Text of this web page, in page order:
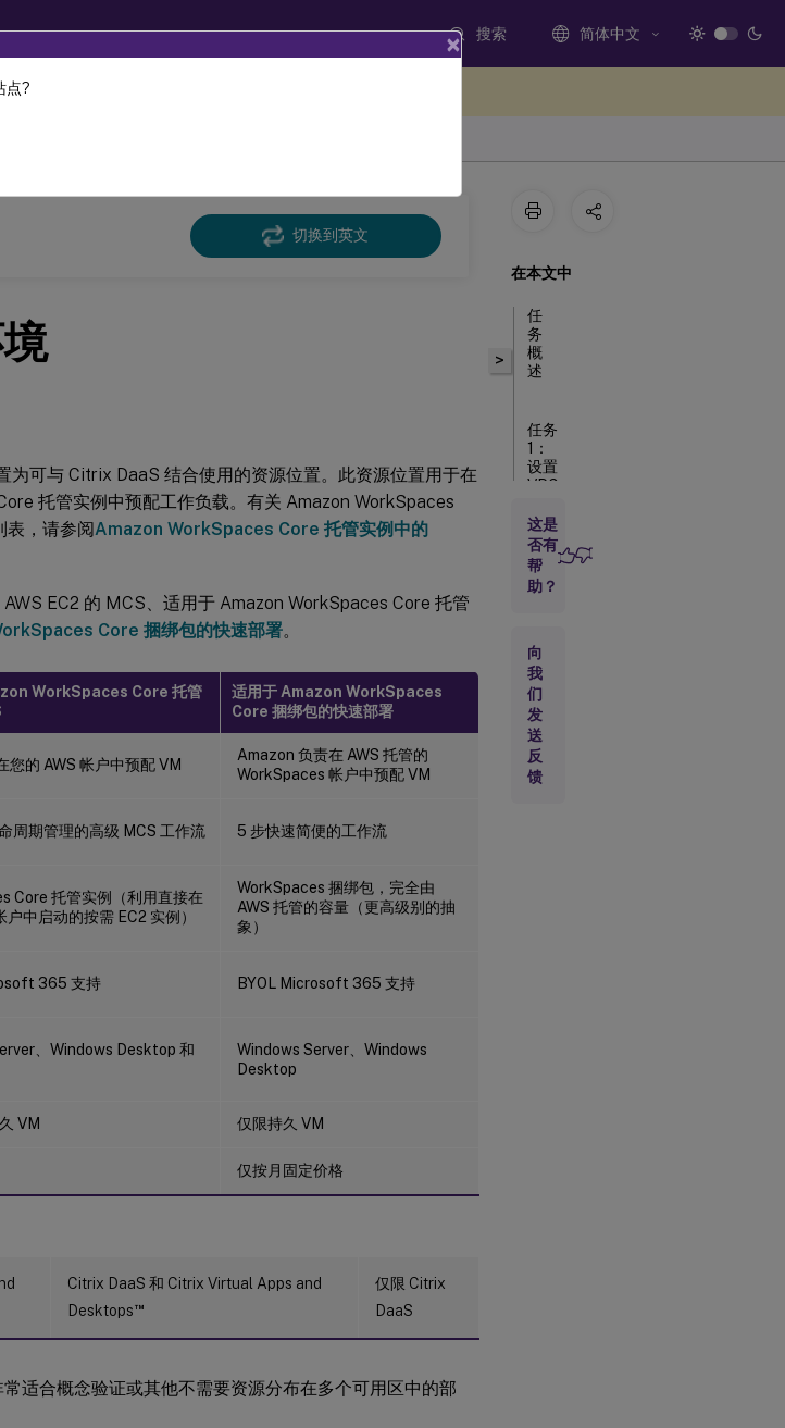
搜索 简体中文
切换到英文
为可与 Citrix DaaS 结合使用的资源位置。此资源位置用于在
托管实例中预配工作负载。有关 Amazon WorkSpaces
表，请参阅Amazon WorkSpaces Core 托管实例中的
EC2 的 MCS、适用于 Amazon WorkSpaces Core 托管
Core 捆绑包的快速部署。
WorkSpaces Core 托管
适用于 Amazon WorkSpaces
Core 捆绑包的快速部署
您的 AWS 帐户中预配 VM
Amazon 负责在 AWS 托管的
WorkSpaces 帐户中预配 VM
周期管理的高级 MCS 工作流 5 步快速简便的工作流
Core 托管实例（利用直接在
户中启动的按需 EC2 实例）
WorkSpaces 捆绑包，完全由
AWS 托管的容量（更高级别的抽
象）
365 支持 BYOL Microsoft 365 支持
、Windows Desktop 和
Windows Server、Windows
Desktop
VM 仅限持久 VM
仅按月固定价格
Citrix DaaS 和 Citrix Virtual Apps and
Desktops™
仅限 Citrix
DaaS
适合概念验证或其他不需要资源分布在多个可用区中的部
>
在本文中
任
务
概
述
任务
1：
设置
VPC
任
务
2：
配
全
组
任
务
3：
启
这是
否有
帮
助？
向
我
们
发
送
反
馈
×
点?